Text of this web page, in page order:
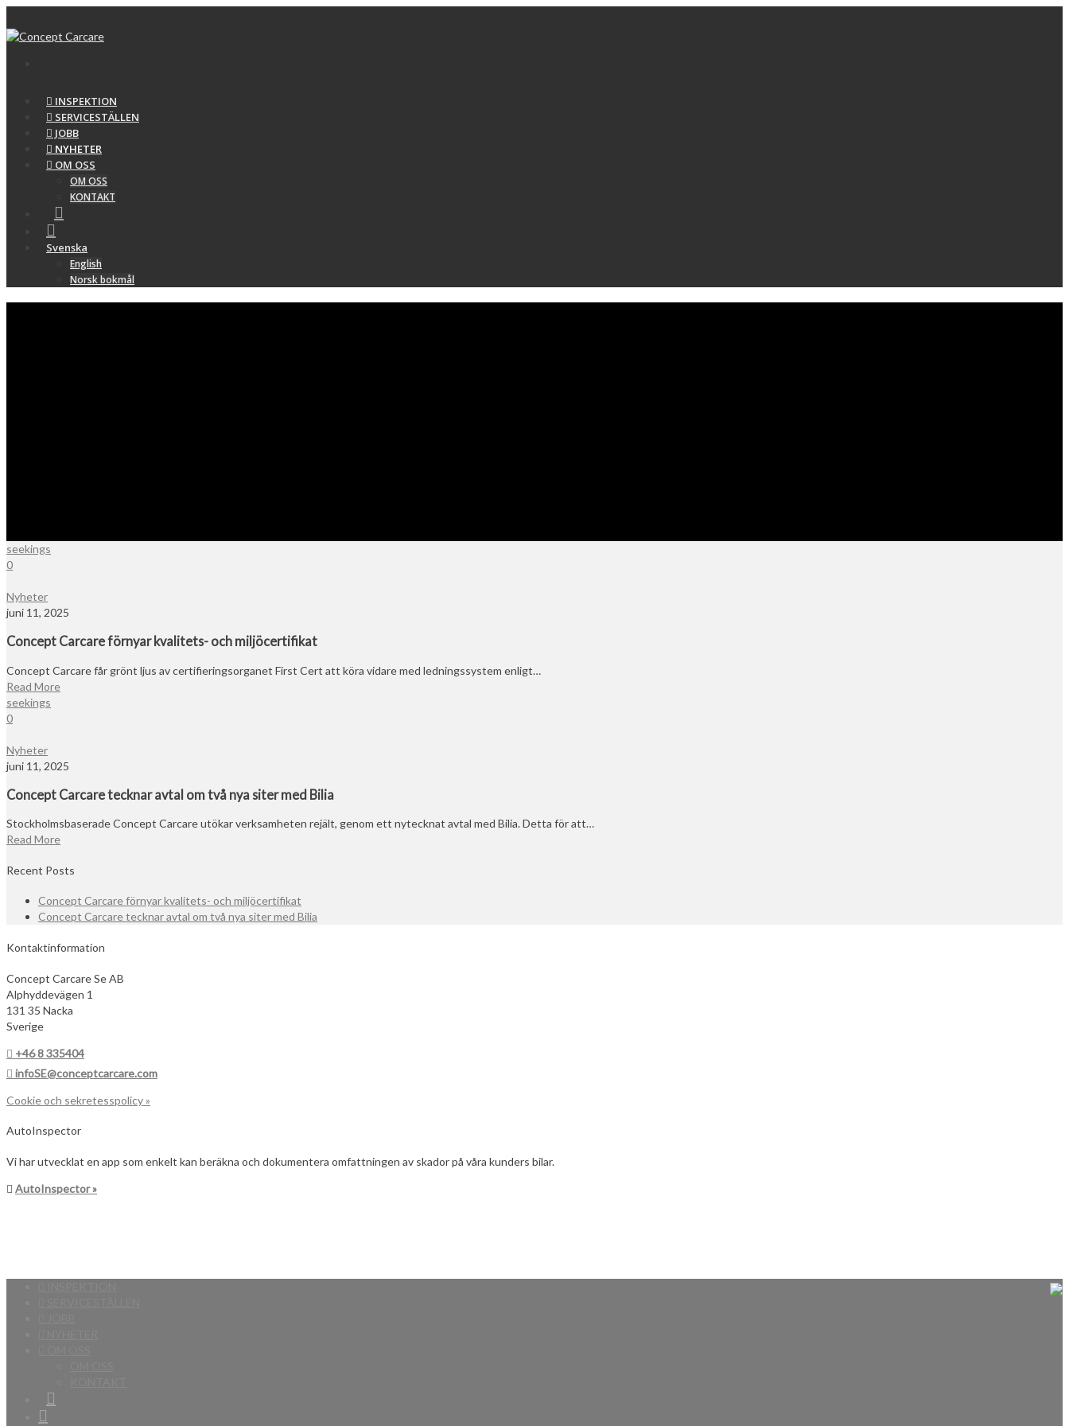
INSPEKTION
SERVICESTÄLLEN
JOBB
NYHETER
OM OSS
OM OSS
KONTAKT
Svenska
English
Norsk bokmål
seekings
0
Nyheter
juni 11, 2025
Concept Carcare förnyar kvalitets- och miljöcertifikat
Concept Carcare får grönt ljus av certifieringsorganet First Cert att köra vidare med ledningssystem enligt…
Read More
seekings
0
Nyheter
juni 11, 2025
Concept Carcare tecknar avtal om två nya siter med Bilia
Stockholmsbaserade Concept Carcare utökar verksamheten rejält, genom ett nytecknat avtal med Bilia. Detta för att…
Read More
Recent Posts
Concept Carcare förnyar kvalitets- och miljöcertifikat
Concept Carcare tecknar avtal om två nya siter med Bilia
Kontaktinformation
Concept Carcare Se AB
Alphyddevägen 1
131 35 Nacka
Sverige
+46 8 335404
infoSE@conceptcarcare.com
Cookie och sekretesspolicy »
AutoInspector
Vi har utvecklat en app som enkelt kan beräkna och dokumentera omfattningen av skador på våra kunders bilar.
AutoInspector »